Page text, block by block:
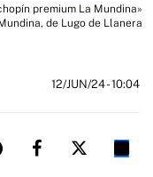
premium La Mundina»
de Lugo de Llanera
12/JUN/24- 10:04